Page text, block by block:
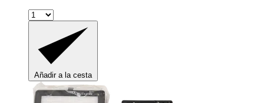
Añadir a la cesta